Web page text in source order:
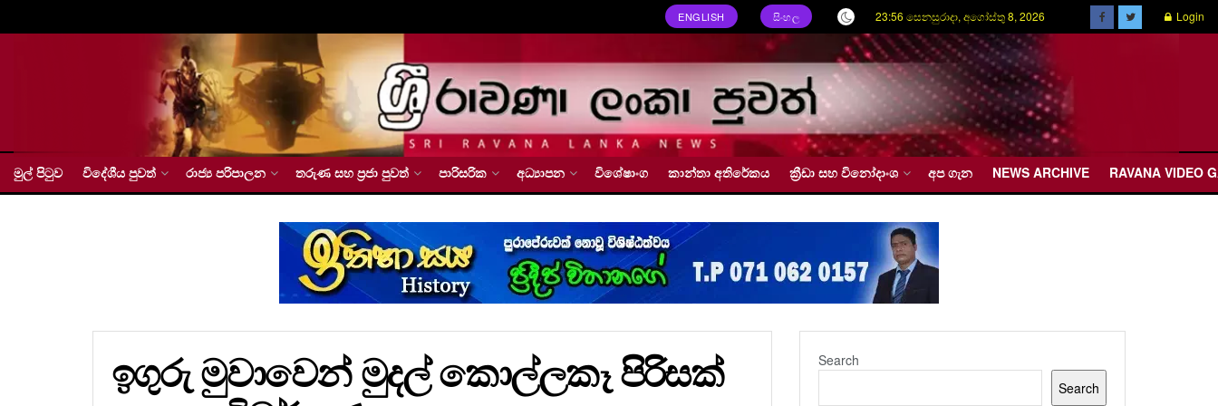
ENGLISH සිංහල 23:56 සෙනසුරාදා, අගෝස්තු 8, 2026 Login
මුල් පිටුව විදේශීය පුවත් රාජ්‍ය පරිපාලන තරුණ සහ ප්‍රජා පුවත් පාරිසරික අධ්‍යාපන විශේෂාංග කාන්තා අතිරේකය ක්‍රීඩා සහ විනෝදාංශ අප ගැන NEWS ARCHIVE RAVANA VIDEO
ඉගුරු මුවාවෙන් මුදල් කොල්ලකෑ පිරිසක්
Search
Search